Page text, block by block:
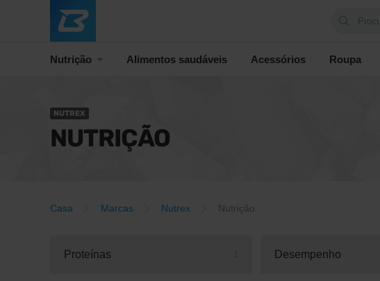
Nutrição Alimentos saudáveis Acessórios Roupa
NUTREX
NUTRIÇÃO
Casa Marcas Nutrex Nutrição
Proteínas Desempenho